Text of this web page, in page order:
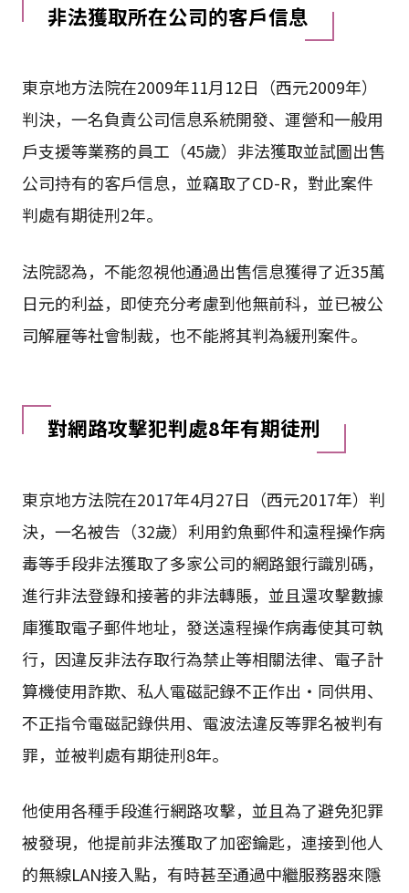
非法獲取所在公司的客戶信息
東京地方法院在2009年11月12日（西元2009年）
判決，一名負責公司信息系統開發、運營和一般用
戶支援等業務的員工（45歲）非法獲取並試圖出售
公司持有的客戶信息，並竊取了CD-R，對此案件
判處有期徒刑2年。
法院認為，不能忽視他通過出售信息獲得了近35萬
日元的利益，即使充分考慮到他無前科，並已被公
司解雇等社會制裁，也不能將其判為緩刑案件。
對網路攻擊犯判處8年有期徒刑
東京地方法院在2017年4月27日（西元2017年）判
決，一名被告（32歲）利用釣魚郵件和遠程操作病
毒等手段非法獲取了多家公司的網路銀行識別碼，
進行非法登錄和接著的非法轉賬，並且還攻擊數據
庫獲取電子郵件地址，發送遠程操作病毒使其可執
行，因違反非法存取行為禁止等相關法律、電子計
算機使用詐欺、私人電磁記錄不正作出・同供用、
不正指令電磁記錄供用、電波法違反等罪名被判有
罪，並被判處有期徒刑8年。
他使用各種手段進行網路攻擊，並且為了避免犯罪
被發現，他提前非法獲取了加密鑰匙，連接到他人
的無線LAN接入點，有時甚至通過中繼服務器來隱